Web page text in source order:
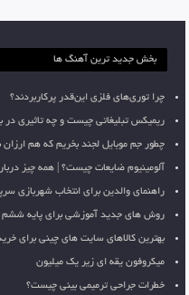
بخش جدید ترین آهنگ ها
چرا توری‌های فلزی این‌قدر پرکاربردند؟
ریمیکس تبلیغاتی چیست و چه تاثیری در
چطور جم موبایل لجند بخریم که هم
آلومینیوم ضایعات چیست؟ | همه چیز
راهنمای والدین برای انتخاب شهربازی
روش های جدید آموزشی برای پایه ششم
بهترین کالاهای سایت های چینی برای
میکروفون یقه ای زیر یک میلیون
خطرات جراحی ترمیمی بینی چیست؟